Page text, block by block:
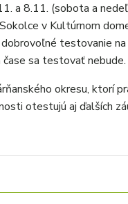
a 8.11. (sobota a
v Kultúrnom
testovanie
sa testovať nebude.
okresu, ktorí
otestujú aj ďalších